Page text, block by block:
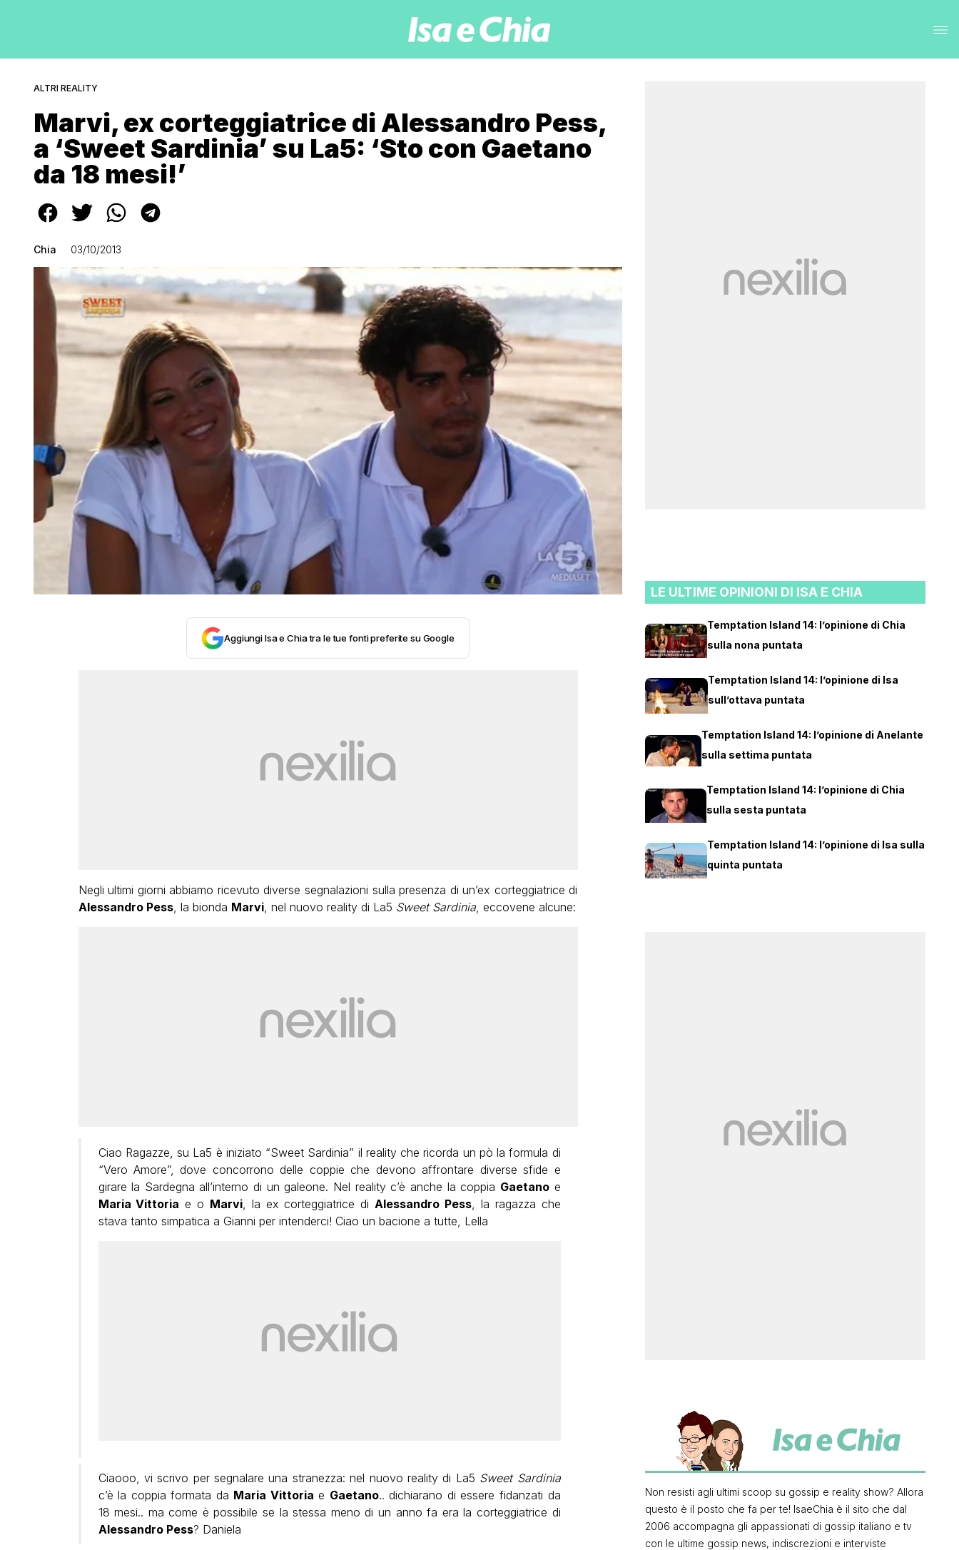
ALTRI REALITY
Marvi, ex corteggiatrice di Alessandro Pess,
a ‘Sweet Sardinia’ su La5: ‘Sto con Gaetano
da 18 mesi!’
Chia 03/10/2013
Aggiungi Isa e Chia tra le tue fonti preferite su Google
Negli ultimi giorni abbiamo ricevuto diverse segnalazioni sulla presenza di un’ex corteggiatrice di
Alessandro Pess, la bionda Marvi, nel nuovo reality di La5 Sweet Sardinia, eccovene alcune:
Ciao Ragazze, su La5 è iniziato “Sweet Sardinia” il reality che ricorda un pò la formula di
“Vero Amore”, dove concorrono delle coppie che devono affrontare diverse sfide e
girare la Sardegna all’interno di un galeone. Nel reality c’è anche la coppia Gaetanoe
Maria Vittoria e o Marvi, la ex corteggiatrice diAlessandro Pess, la ragazza che
stava tanto simpatica a Gianni per intenderci! Ciao un bacione a tutte, Lella
Ciaooo, vi scrivo per segnalare una stranezza: nel nuovo reality di La5 Sweet Sardinia
c’è la coppia formata da Maria Vittoria e Gaetano.. dichiarano di essere fidanzati da
18 mesi.. ma come è possibile se la stessa meno di un anno fa era la corteggiatrice di
Alessandro Pess? Daniela
LE ULTIME OPINIONI DI ISA E CHIA
Temptation Island 14: l’opinione di Chia
sulla nona puntata
Temptation Island 14: l’opinione di Isa
sull’ottava puntata
Temptation Island 14: l’opinione di Anelante
sulla settima puntata
Temptation Island 14: l’opinione di Chia
sulla sesta puntata
Temptation Island 14: l’opinione di Isa sulla
quinta puntata
Non resisti agli ultimi scoop su gossip e reality show? Allora
questo è il posto che fa per te! IsaeChia è il sito che dal
2006 accompagna gli appassionati di gossip italiano e tv
con le ultime gossip news, indiscrezioni e interviste